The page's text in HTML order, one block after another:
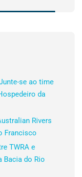
se ao time
da
Rivers
Francisco
TWRA e
Bacia do Rio